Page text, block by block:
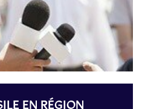
EN RÉGION